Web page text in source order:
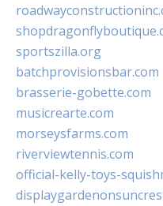
sportszilla.org
batchprovisionsbar.com
brasserie-gobette.com
musicrearte.com
morseysfarms.com
riverviewtennis.com
official-kelly-toys-